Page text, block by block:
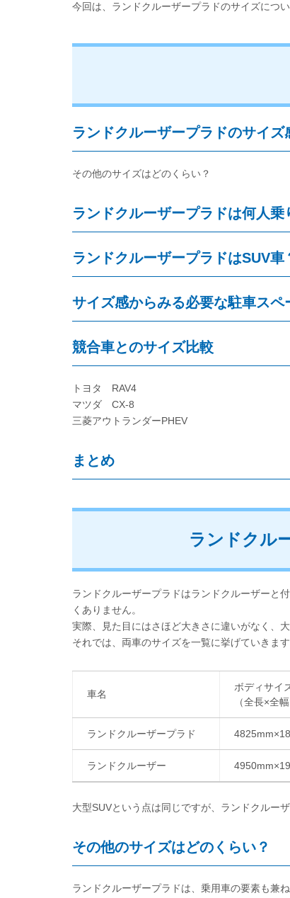
今回は、ランドクルーザープラドのサイズにつ
ランドクルーザープラドのサイズ
その他のサイズはどのくらい？
ランドクルーザープラドは何人乗
ランドクルーザープラドはSUV車
サイズ感からみる必要な駐車ス
競合車とのサイズ比較
トヨタ RAV4
マツダ CX-8
三菱アウトランダーPHEV
まとめ
ランドクル
ランドクルーザープラドはランドクルーザーと
くありません。
実際、見た目にはさほど大きさに違いがなく、
それでは、両車のサイズを一覧に挙げていきます
車名
ボディサイ
（全長×全
ランドクルーザープラド
ランドクルーザー
大型SUVという点は同じですが、ランドクルー
その他のサイズはどのくらい？
ランドクルーザープラドは、乗用車の要素も兼ね